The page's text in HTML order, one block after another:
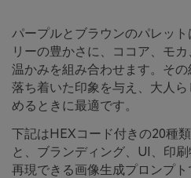
パープルとブラウンのパレッ
リーの豊かさに、ココア、モ
温かみを組み合わせます。そ
落ち着いた印象を与え、大人
めるときに最適です。
下記はHEXコード付きの20種
と、ブランディング、UI、印
再現できる画像生成プロンプト